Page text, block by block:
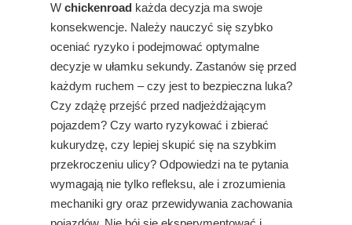
W chickenroad każda decyzja ma swoje
konsekwencje. Należy nauczyć się szybko
oceniać ryzyko i podejmować optymalne
decyzje w ułamku sekundy. Zastanów się przed
każdym ruchem – czy jest to bezpieczna luka?
Czy zdążę przejść przed nadjeżdżającym
pojazdem? Czy warto ryzykować i zbierać
kukurydzę, czy lepiej skupić się na szybkim
przekroczeniu ulicy? Odpowiedzi na te pytania
wymagają nie tylko refleksu, ale i zrozumienia
mechaniki gry oraz przewidywania zachowania